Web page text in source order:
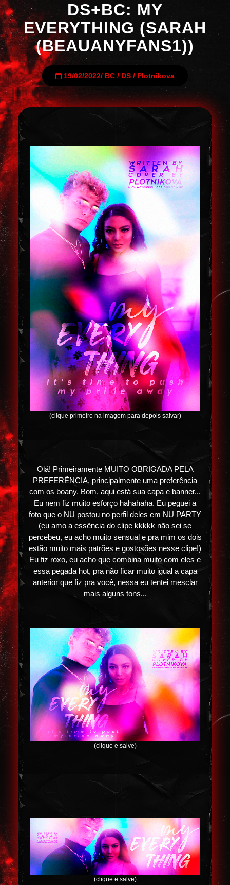
DS+BC: MY
EVERYTHING (SARAH
(BEAUANYFANS1))
19/02/2022/ BC / DS / Plotnikova
(clique primeiro na imagem para depois salvar)
Olá! Primeiramente MUITO OBRIGADA PELA
PREFERÊNCIA, principalmente uma preferência
com os boany. Bom, aqui está sua capa e banner...
Eu nem fiz muito esforço hahahaha. Eu peguei a
foto que o NU postou no perfil deles em NU PARTY
(eu amo a essência do clipe kkkkk não sei se
percebeu, eu acho muito sensual e pra mim os dois
estão muito mais patrões e gostosões nesse clipe!)
Eu fiz roxo, eu acho que combina muito com eles e
essa pegada hot, pra não ficar muito igual a capa
anterior que fiz pra você, nessa eu tentei mesclar
mais alguns tons...
(clique e salve)
(clique e salve)